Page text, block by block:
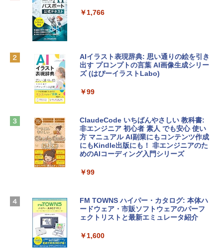
e Intelligenceのために設計、Liquid Ret
￥137,800
tomtoc 360°保護 15.6 16インチ パソコ
￥2,952
Apple 2026 MacBook Air M5チップ搭載
igence、13.6インチLiquid Retinaディ
ームカメラ、日本語キーボード、Touch I
D - スカイブルー
ンラインコード]
Robloxギフトカード - 800 Robux 【限
定バーチャルアイテムを含む】 【オンラ
インゲームコード】 ロブロックス | オン
Microsoft Office Home & Business 202
4(最新 永続版)|オンラインコード版|Wind
ows11、10/mac対応|PC2台
定バーチャルアイテムを含む】 【オンラ
インゲームコード】 ロブロックス | オン
ラインコード版
￥3,200
￥1,766
AIイラスト表現辞典: 思い通りの絵を引き
出す プロンプトの言葉 AI画像生成シリー
ズ (はぴーイラストLabo)
￥99
ClaudeCode いちばんやさしい 教科書:
非エンジニア 初心者 素人 でも安心 使い
方 マニュアル AI副業にもコンテンツ作成
にもKindle出版にも！ 非エンジニアのた
めのAIコーディング入門シリーズ
￥99
FM TOWNS ハイパー・カタログ: 本体ハ
ードウェア・市販ソフトウェアのパーフ
ェクトリストと最新エミュレータ紹介
￥1,600